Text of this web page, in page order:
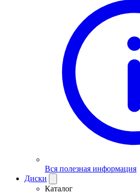
Вся полезная информация
Диски
Каталог